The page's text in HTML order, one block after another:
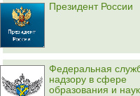
Президент России
Федеральная
надзору в сфере
образования и